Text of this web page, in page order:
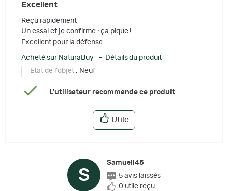
Excellent
Reçu rapidement
Un essai et je confirme : ça pique !
Excellent pour la défense
Acheté sur NaturaBuy – Détails du produit
Etat de l'objet : Neuf
L'utilisateur recommande ce produit
Utile
S
Samuell45
5 avis laissés
0 utile reçu